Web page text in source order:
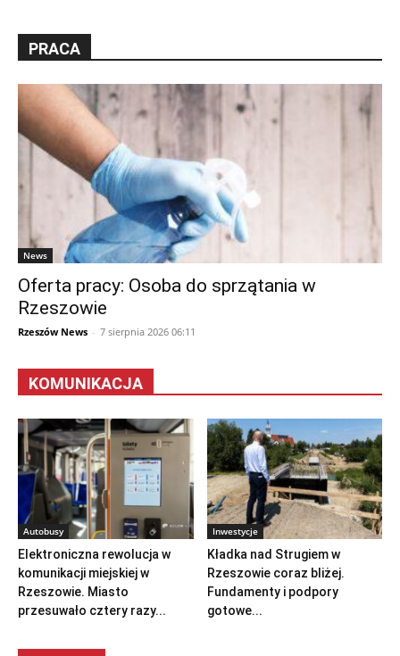
PRACA
News
Oferta pracy: Osoba do sprzątania w
Rzeszowie
Rzeszów News - 7 sierpnia 2026 06:11
KOMUNIKACJA
Autobusy
Elektroniczna rewolucja w
komunikacji miejskiej w
Rzeszowie. Miasto
przesuwało cztery razy...
Inwestycje
Kładka nad Strugiem w
Rzeszowie coraz bliżej.
Fundamenty i podpory
gotowe...